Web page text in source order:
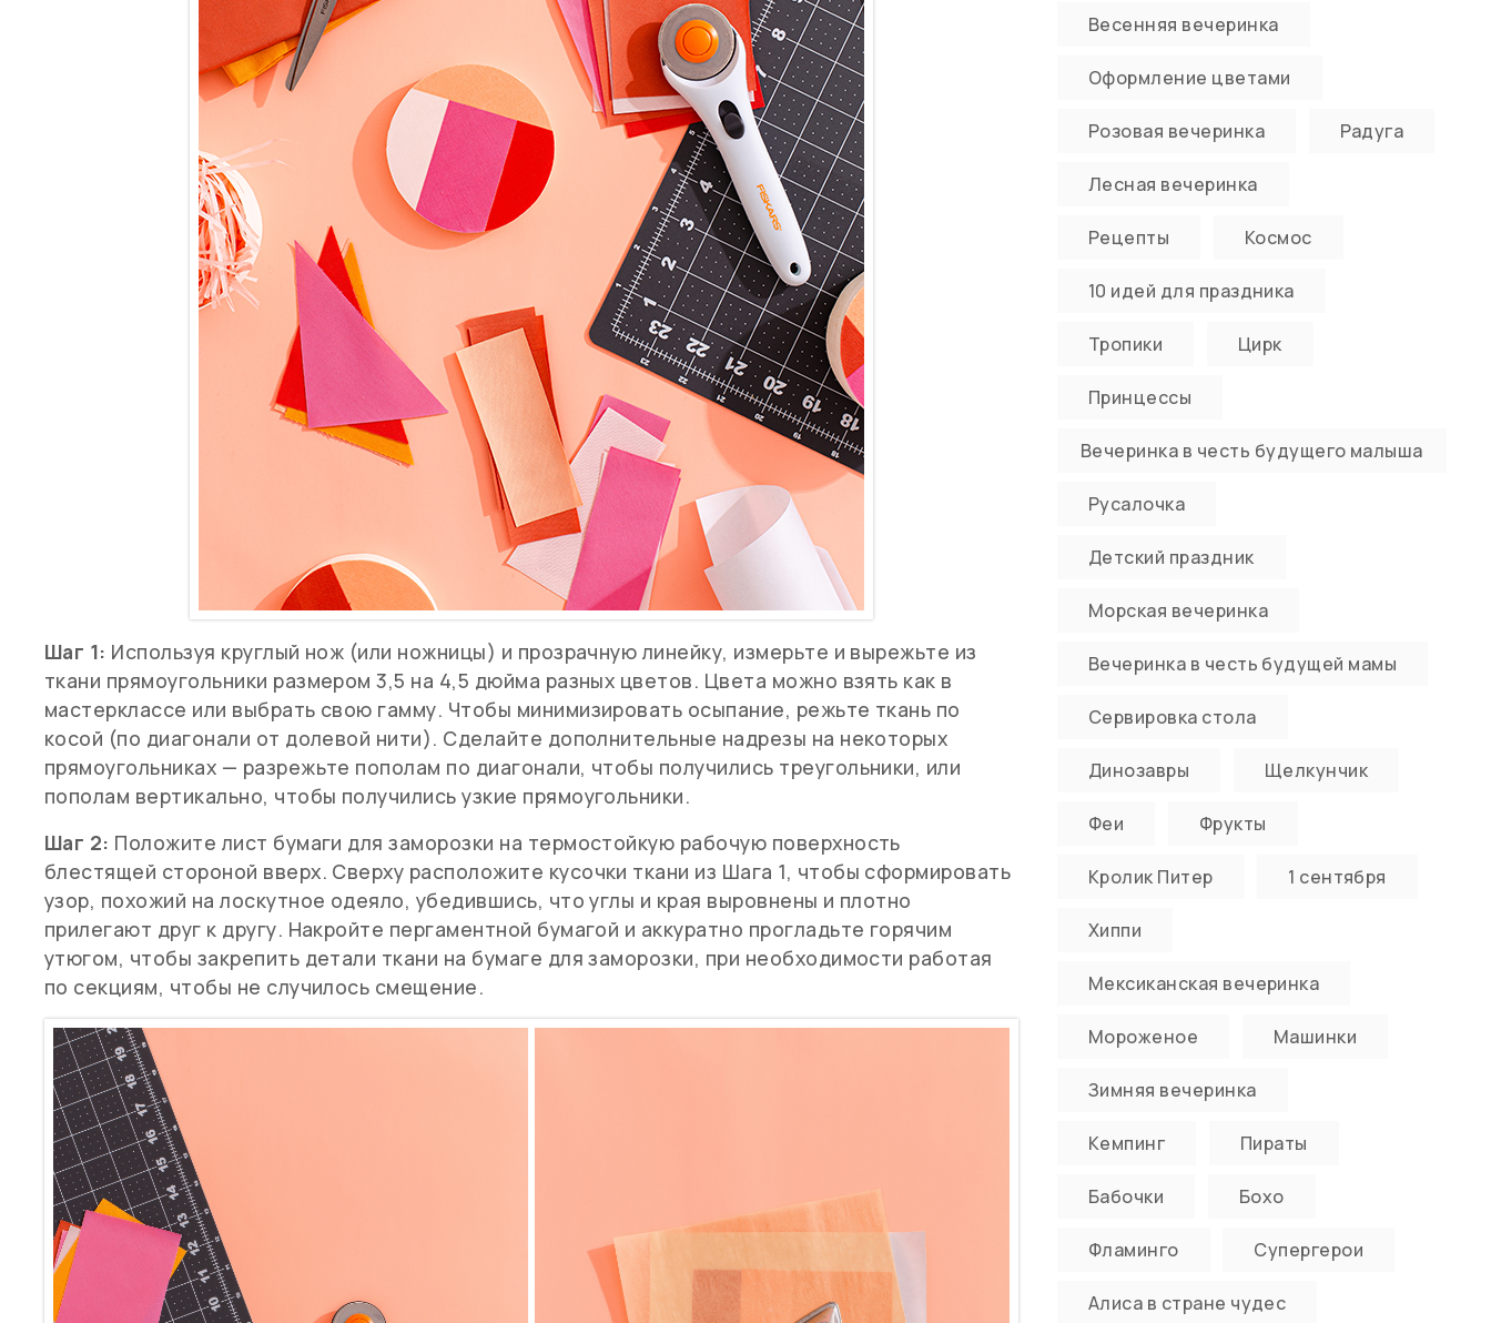
Шаг 1: Используя круглый нож (или ножницы) и прозрачную линейку, измерьте и вырежьте из
ткани прямоугольники размером 3,5 на 4,5 дюйма разных цветов. Цвета можно взять как в
мастерклассе или выбрать свою гамму. Чтобы минимизировать осыпание, режьте ткань по
косой (по диагонали от долевой нити). Сделайте дополнительные надрезы на некоторых
прямоугольниках — разрежьте пополам по диагонали, чтобы получились треугольники, или
пополам вертикально, чтобы получились узкие прямоугольники.
Шаг 2: Положите лист бумаги для заморозки на термостойкую рабочую поверхность
блестящей стороной вверх. Сверху расположите кусочки ткани из Шага 1, чтобы сформировать
узор, похожий на лоскутное одеяло, убедившись, что углы и края выровнены и плотно
прилегают друг к другу. Накройте пергаментной бумагой и аккуратно прогладьте горячим
утюгом, чтобы закрепить детали ткани на бумаге для заморозки, при необходимости работая
по секциям, чтобы не случилось смещение.
Весенняя вечеринка
Оформление цветами
Розовая вечеринка Радуга
Лесная вечеринка
Рецепты Космос
10 идей для праздника
Тропики Цирк
Принцессы
Вечеринка в честь будущего малыша
Русалочка
Детский праздник
Морская вечеринка
Вечеринка в честь будущей мамы
Сервировка стола
Динозавры Щелкунчик
Феи Фрукты
Кролик Питер 1 сентября
Хиппи
Мексиканская вечеринка
Мороженое Машинки
Зимняя вечеринка
Кемпинг Пираты
Бабочки Бохо
Фламинго Супергерои
Алиса в стране чудес